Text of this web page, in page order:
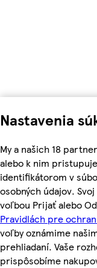
Nastavenia
My a našich 18
alebo k nim
identifikátorom v
osobných údajov.
voľbou Prijať alebo
Pravidlách pre
voľby oznámime
prehliadaní. Vaše
prispôsobíme